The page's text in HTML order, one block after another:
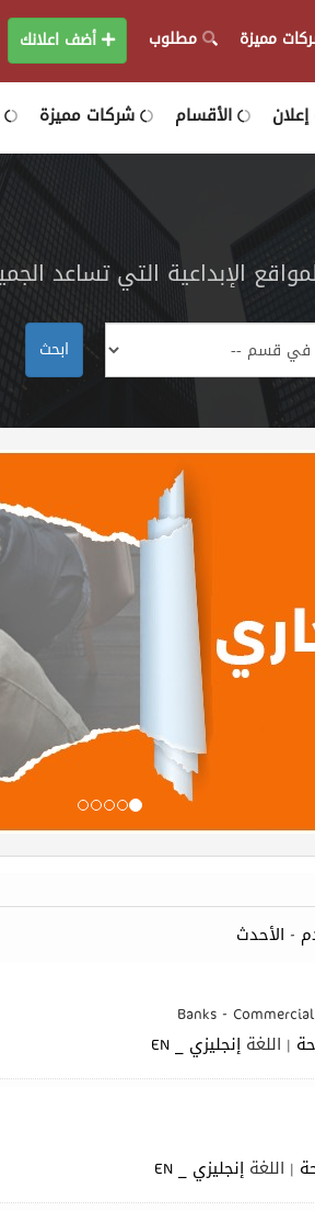
مميزة مطلوب أضف اعلانك
الأقسام شركات مميزة
الإبداعية التي تساعد
ابحث
- الأحدث
Banks -
| اللغة إنجليزي _ EN
| اللغة إنجليزي _ EN